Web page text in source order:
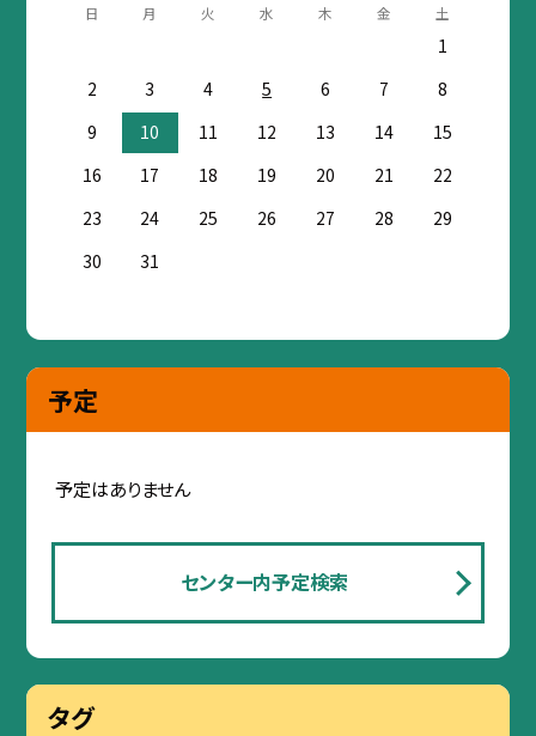
日 月 火 水 木 金 土
1
2
3 4 5 6 7
8
9
10 11 12 13 14
15
16
17 18 19 20 21
22
23
24 25 26 27 28
29
30
31
予定
予定はありません
センター内予定検索
タグ